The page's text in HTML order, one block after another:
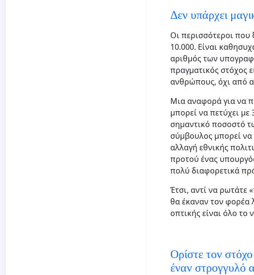
Δεν υπάρχει
Οι περισσότεροι που
10.000. Είναι
αριθμός των
πραγματικός στόχος
ανθρώπους, όχι από
Μια αναφορά για να
μπορεί να πετύχει
σημαντικό ποσοστό
σύμβουλος μπορεί να
αλλαγή εθνικής
προτού ένας
πολύ διαφορετικά
Έτσι, αντί να ρωτάτε
θα έκαναν τον φορέα
οπτικής είναι όλο
Ορίστε τον
έναν στρογγυλό